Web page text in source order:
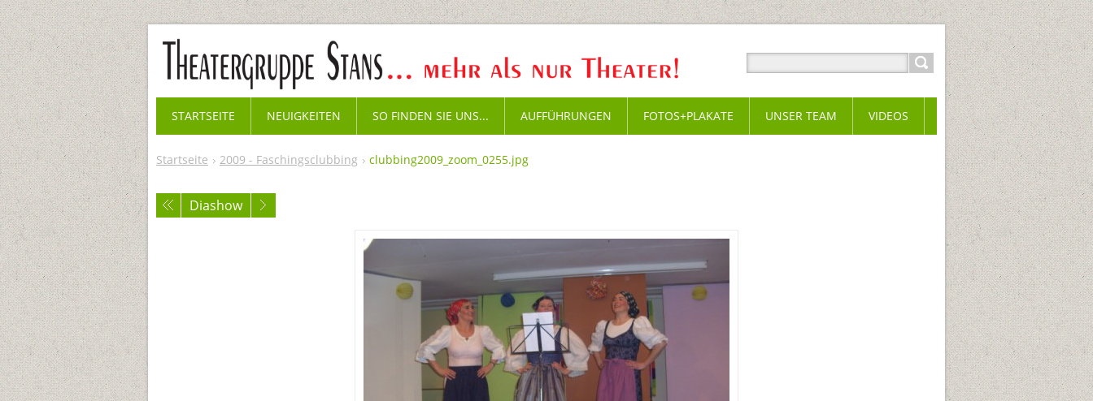
Startseite 2009 - Faschingsclubbing clubbing2009_zoom_0255.jpg
Diashow
STARTSEITE NEUIGKEITEN SO FINDEN SIE UNS... AUFFÜHRUNGEN FOTOS+PLAKATE UNSER TEAM VIDEOS